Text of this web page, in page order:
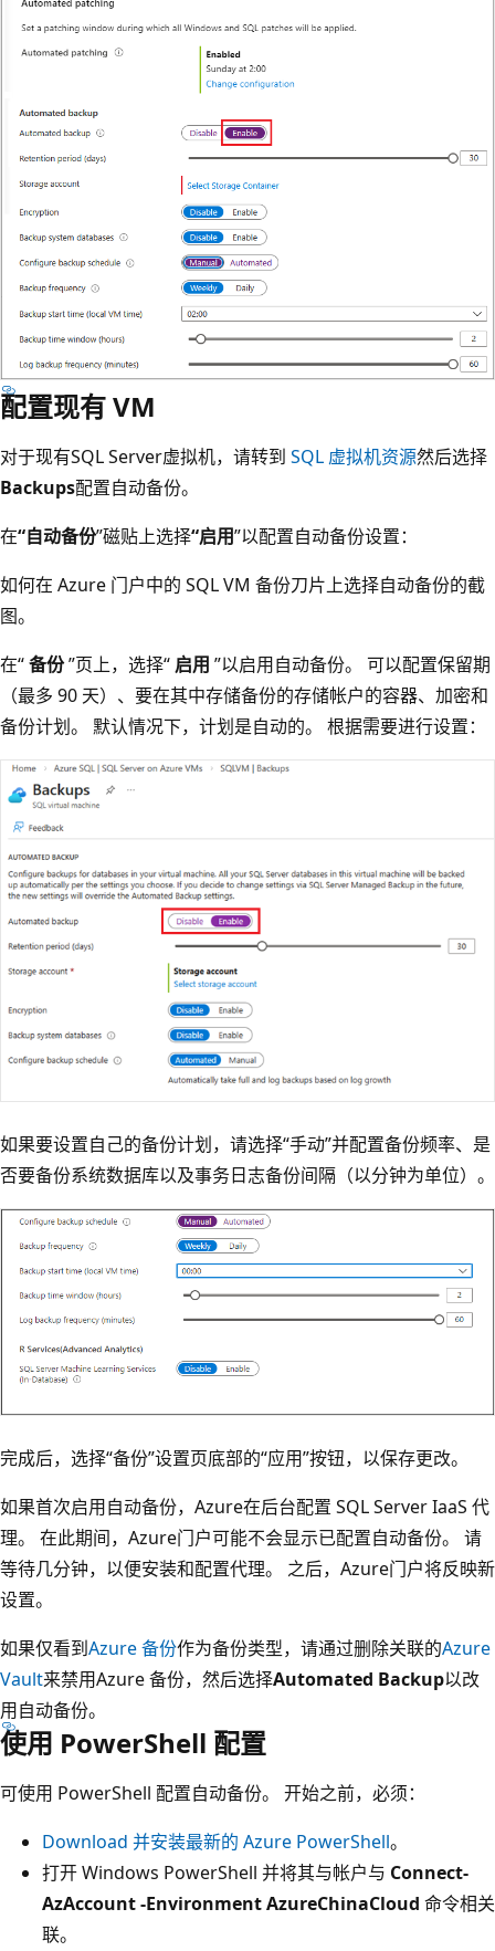
配置现有 VM
对于现有SQL Server虚拟机，请转到 SQL 虚拟机资源然后选择
Backups配置自动备份。
在“自动备份”磁贴上选择“启用”以配置自动备份设置：
如何在 Azure 门户中的 SQL VM 备份刀片上选择自动备份的截
图。
在“备份”页上，选择“ 启用 ”以启用自动备份。 可以配置保留期
（最多 90 天）、要在其中存储备份的存储帐户的容器、加密和
备份计划。 默认情况下，计划是自动的。 根据需要进行设置：
如果要设置自己的备份计划，请选择“手动”并配置备份频率、是
否要备份系统数据库以及事务日志备份间隔（以分钟为单位）。
完成后，选择“备份”设置页底部的“应用”按钮，以保存更改。
如果首次启用自动备份，Azure在后台配置 SQL Server IaaS 代
理。 在此期间，Azure门户可能不会显示已配置自动备份。 请
等待几分钟，以便安装和配置代理。 之后，Azure门户将反映新
设置。
如果仅看到Azure 备份作为备份类型，请通过删除关联的Azure
Vault来禁用Azure 备份，然后选择Automated Backup以改
用自动备份。
使用 PowerShell 配置
可使用 PowerShell 配置自动备份。 开始之前，必须：
Download 并安装最新的 Azure PowerShell。
打开 Windows PowerShell 并将其与帐户与 Connect-
AzAccount -Environment AzureChinaCloud 命令相关
联。